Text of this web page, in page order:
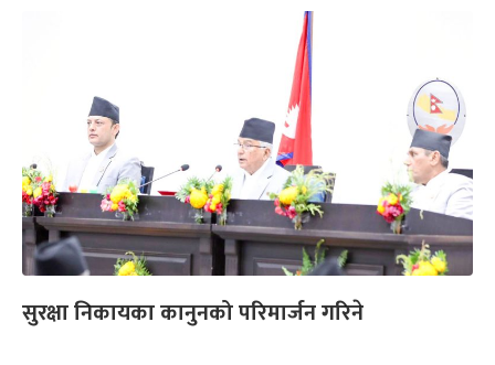
सुरक्षा निकायका कानुनको परिमार्जन गरिने